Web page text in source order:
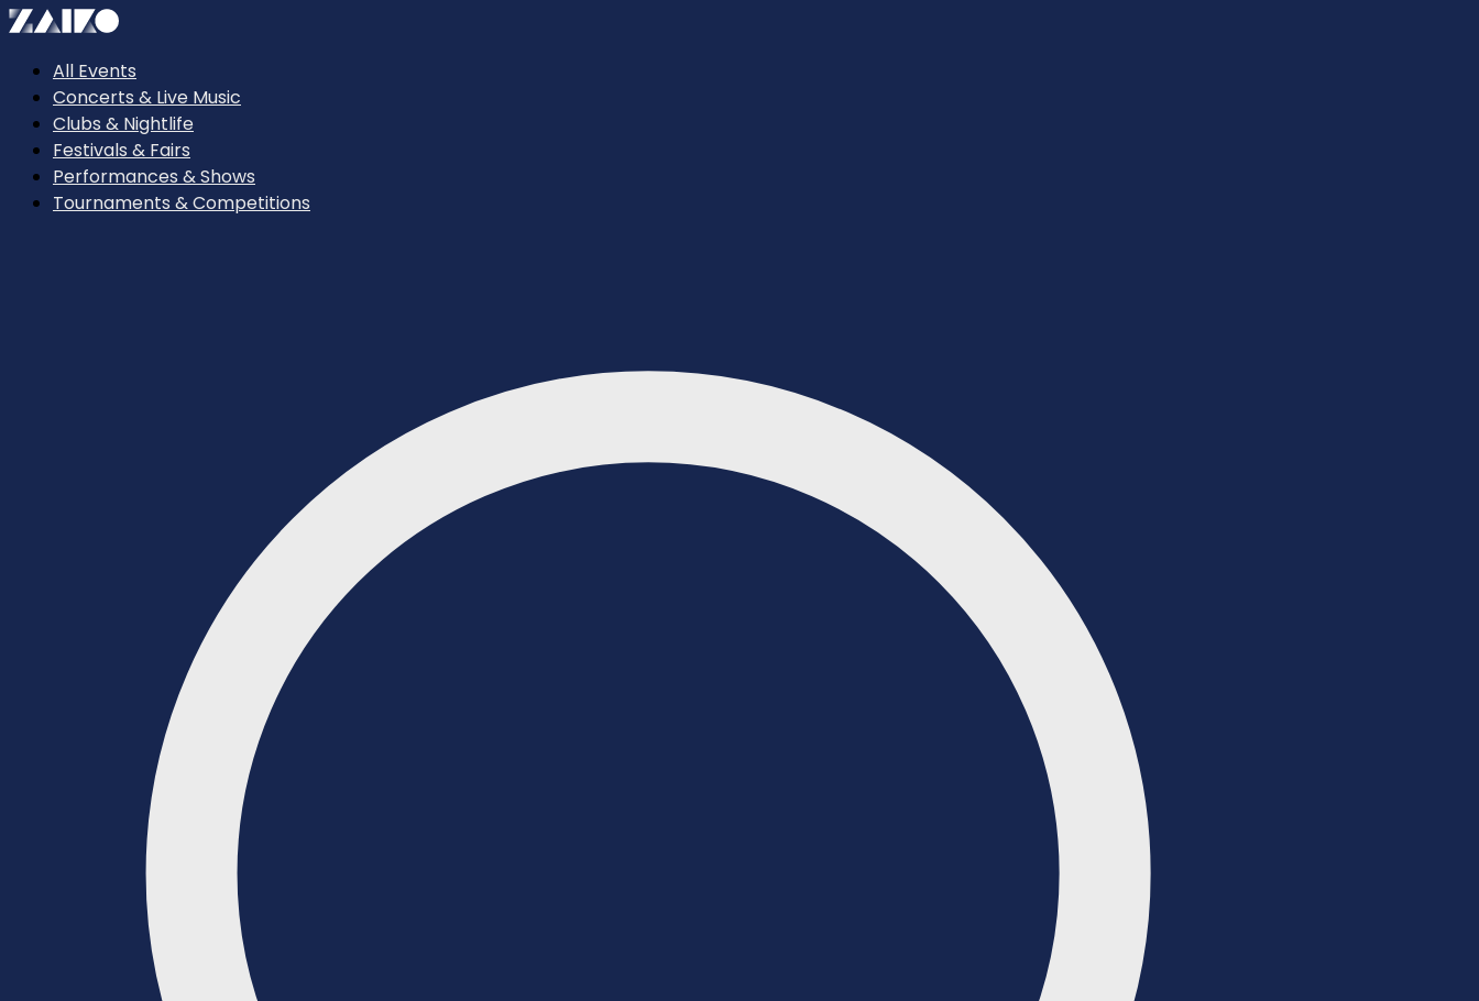
All Events
Concerts & Live Music
Clubs & Nightlife
Festivals & Fairs
Performances & Shows
Tournaments & Competitions